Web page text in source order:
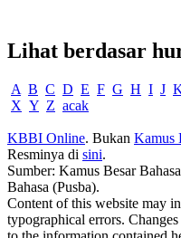
Lihat berdasar
A B C D E F G H I J
X Y Z acak
KBBI Online. Bukan Kamus
Resminya di sini.
Sumber: Kamus Besar
Bahasa (Pusba).
Content of this website may
typographical errors.